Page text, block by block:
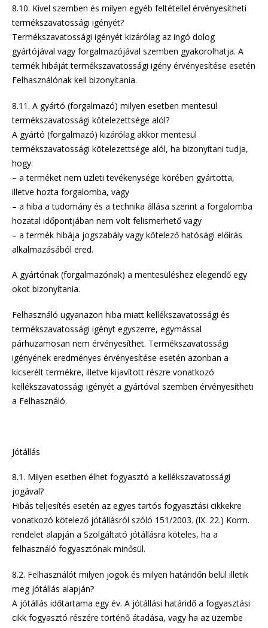
8.10. Kivel szemben és milyen egyéb feltétellel érvényesítheti
termékszavatossági igényét?
Termékszavatossági igényét kizárólag az ingó dolog
gyártójával vagy forgalmazójával szemben gyakorolhatja. A
termék hibáját termékszavatossági igény érvényesítése esetén
Felhasználónak kell bizonyítania.
8.11. A gyártó (forgalmazó) milyen esetben mentesül
termékszavatossági kötelezettsége alól?
A gyártó (forgalmazó) kizárólag akkor mentesül
termékszavatossági kötelezettsége alól, ha bizonyítani tudja,
hogy:
– a terméket nem üzleti tevékenysége körében gyártotta,
illetve hozta forgalomba, vagy
– a hiba a tudomány és a technika állása szerint a forgalomba
hozatal időpontjában nem volt felismerhető vagy
– a termék hibája jogszabály vagy kötelező hatósági előírás
alkalmazásából ered.
A gyártónak (forgalmazónak) a mentesüléshez elegendő egy
okot bizonyítania.
Felhasználó ugyanazon hiba miatt kellékszavatossági és
termékszavatossági igényt egyszerre, egymással
párhuzamosan nem érvényesíthet. Termékszavatossági
igényének eredményes érvényesítése esetén azonban a
kicserélt termékre, illetve kijavított részre vonatkozó
kellékszavatossági igényét a gyártóval szemben érvényesítheti
a Felhasználó.
Jótállás
8.1. Milyen esetben élhet fogyasztó a kellékszavatossági
jogával?
Hibás teljesítés esetén az egyes tartós fogyasztási cikkekre
vonatkozó kötelező jótállásról szóló 151/2003. (IX. 22.) Korm.
rendelet alapján a Szolgáltató jótállásra köteles, ha a
felhasználó fogyasztónak minősül.
8.2. Felhasználót milyen jogok és milyen határidőn belül illetik
meg jótállás alapján?
A jótállás időtartama egy év. A jótállási határidő a fogyasztási
cikk fogyasztó részére történő átadása, vagy ha az üzembe